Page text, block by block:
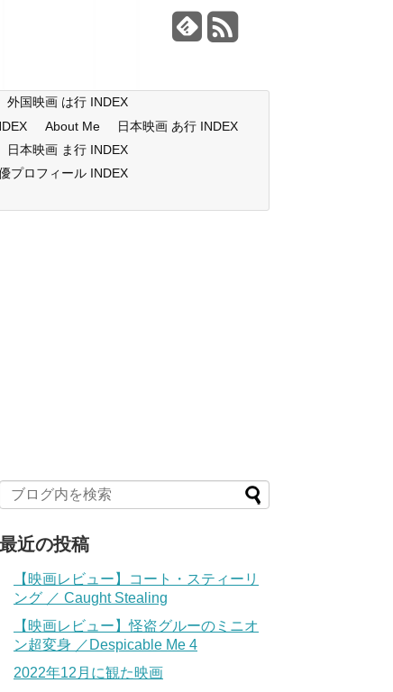
外国映画 は行 INDEX
About Me
日本映画 あ行 INDEX
日本映画 ま行 INDEX
プロフィール INDEX
最近の投稿
【映画レビュー】コート・スティーリ
ング ／ Caught Stealing
【映画レビュー】怪盗グルーのミニオ
ン超変身 ／Despicable Me 4
2022年12月に観た映画